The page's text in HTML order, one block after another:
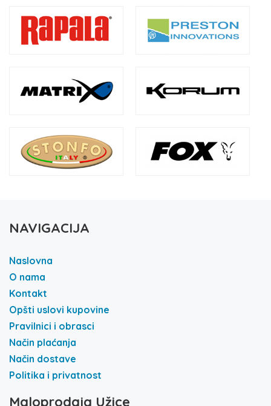
NAVIGACIJA
Naslovna
O nama
Kontakt
Opšti uslovi kupovine
Pravilnici i obrasci
Način plaćanja
Način dostave
Politika i privatnost
Maloprodaja Užice